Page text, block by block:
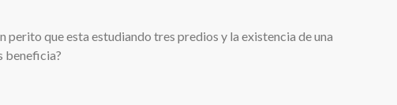
perito que esta estudiando tres predios y la existencia de una
beneficia?